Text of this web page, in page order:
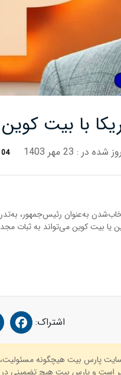
با بیت
شده در : 23 مهر 1403
به‌عنوان رئیس‌جمهور،
یا بیت کوین می‌تواند به ثبات
اشتراک:
پارس بیت هیچگونه
است و پارس بیت هیچ تضمینی